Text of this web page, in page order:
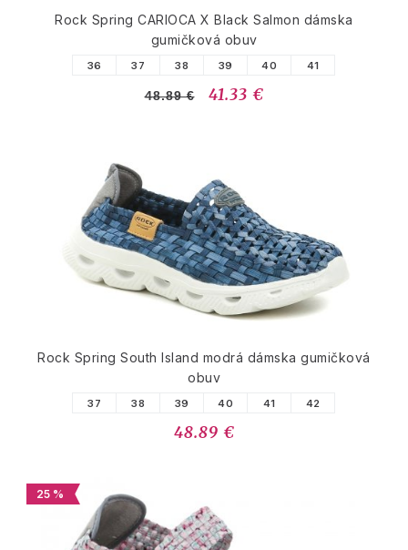
Rock Spring CARIOCA X Black Salmon dámska
gumičková obuv
36 37 38 39 40 41
48.89 € 41.33 €
Rock Spring South Island modrá dámska gumičková
obuv
37 38 39 40 41 42
48.89 €
25 %